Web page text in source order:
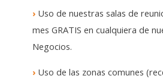
›Uso de nuestras salas de
mes GRATIS en cualquiera de
Negocios.
› Uso de las zonas comunes